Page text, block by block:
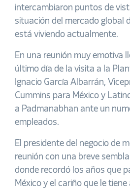
intercambiaron puntos de
situación del mercado global
está viviendo actualmente.
En una reunión muy emotiva
último día de la visita a la
Ignacio García Albarrán,
Cummins para México y
a Padmanabhan ante un
empleados.
El presidente del negocio de
reunión con una breve
donde recordó los años que
México y el cariño que le tiene